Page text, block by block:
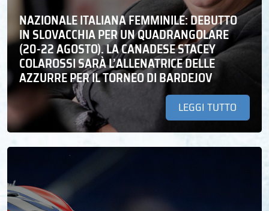
NAZIONALE ITALIANA FEMMINILE: DEBUTTO
IN SLOVACCHIA PER UN QUADRANGOLARE
(20-22 AGOSTO). LA CANADESE STACEY
COLAROSSI SARÀ L’ALLENATRICE DELLE
AZZURRE PER IL TORNEO DI BARDEJOV
LEGGI TUTTO